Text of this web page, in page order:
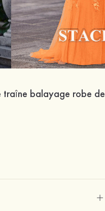
balayage robe de